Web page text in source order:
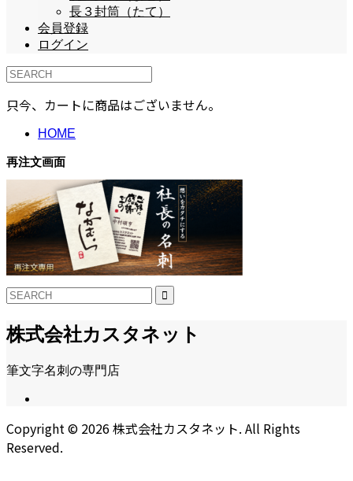
長３封筒（たて）
会員登録
ログイン
只今、カートに商品はございません。
HOME
再注文画面
株式会社カスタネット
筆文字名刺の専門店
Copyright © 2026株式会社カスタネット. All Rights
Reserved.